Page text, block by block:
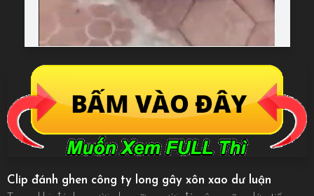
Clip đánh ghen công ty long gây xôn xao dư luận